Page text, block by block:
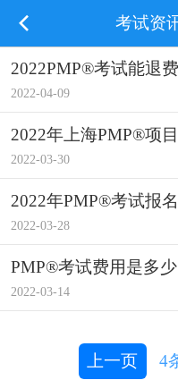
考试资
2022PMP®考试能退
2022-04-09
2022年上海PMP®项
2022-03-30
2022年PMP®考试报
2022-03-28
PMP®考试费用是多少
2022-03-14
上一页 4